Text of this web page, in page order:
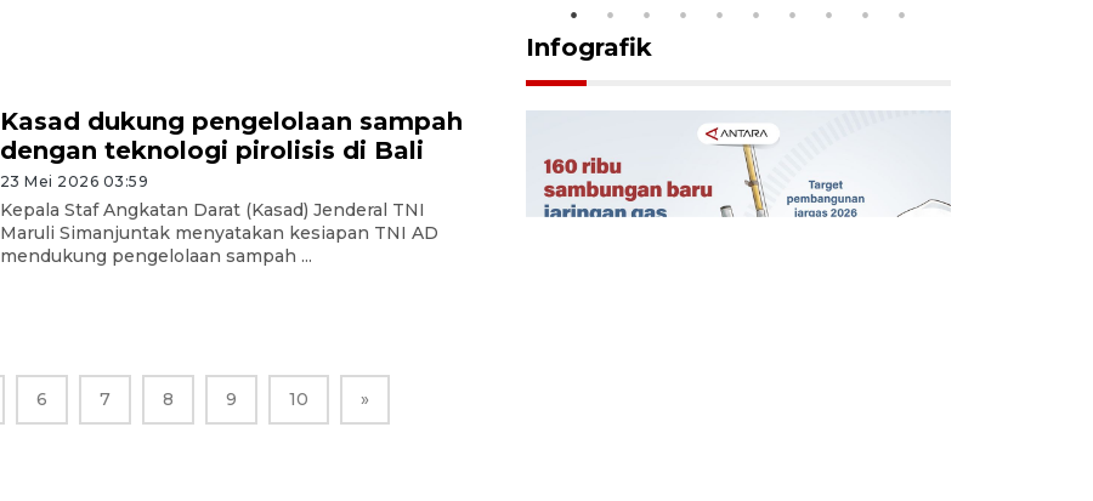
Kasad dukung pengelolaan sampah
dengan teknologi pirolisis di Bali
23 Mei 2026 03:59
Kepala Staf Angkatan Darat (Kasad) Jenderal TNI
Maruli Simanjuntak menyatakan kesiapan TNI AD
mendukung pengelolaan sampah ...
6 7 8 9 10 »
Infografik